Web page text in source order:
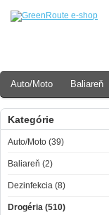
Auto/Moto Baliareň
Kategórie
Auto/Moto (39)
Baliareň (2)
Dezinfekcia (8)
Drogéria (510)